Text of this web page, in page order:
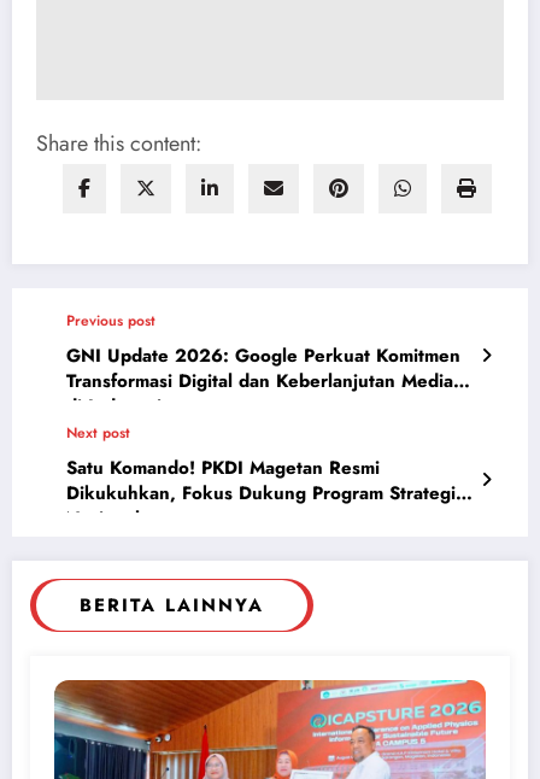
Share this content:
Previous post
GNI Update 2026: Google Perkuat Komitmen
Transformasi Digital dan Keberlanjutan Media
di Indonesia
Next post
Satu Komando! PKDI Magetan Resmi
Dikukuhkan, Fokus Dukung Program Strategis
Nasional
BERITA LAINNYA